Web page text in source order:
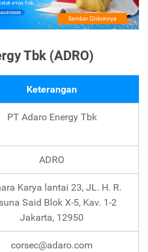
Tbk (ADRO)
Keterangan
PT Adaro Energy Tbk
ADRO
Karya lantai 23, JL. H. R.
Said Blok X-5, Kav. 1-2
Jakarta, 12950
corsec@adaro.com